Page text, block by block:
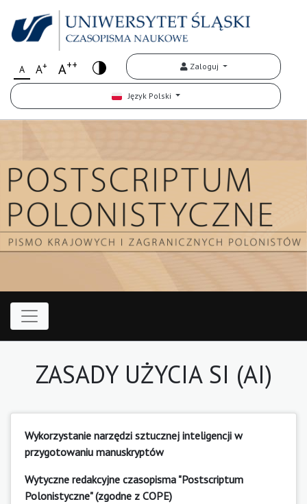
A A+ A++ Zaloguj
Język Polski
ZASADY UŻYCIA SI (AI)
Wykorzystanie narzędzi sztucznej inteligencji w
przygotowaniu manuskryptów
Wytyczne redakcyjne czasopisma "Postscriptum
Polonistyczne" (zgodne z COPE)